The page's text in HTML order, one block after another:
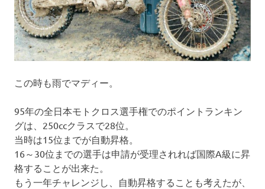
この時も雨でマディー。
95年の全日本モトクロス選手権でのポイントランキン
グは、250ccクラスで28位。
当時は15位までが自動昇格。
16～30位までの選手は申請が受理されれば国際A級に昇
格することが出来た。
もう一年チャレンジし、自動昇格することも考えたが、